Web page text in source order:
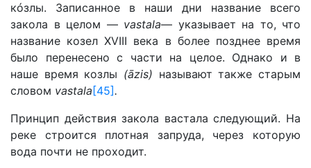
кóзлы. Записанное в наши дни название всего
закола в целом — vastala— указывает на то, что
название козел XVIII века в более позднее время
было перенесено с части на целое. Однако и в
наше время козлы (āzis) называют также старым
словом vastala [45].
Принцип действия закола вастала следующий. На
реке строится плотная запруда, через которую
вода почти не проходит.